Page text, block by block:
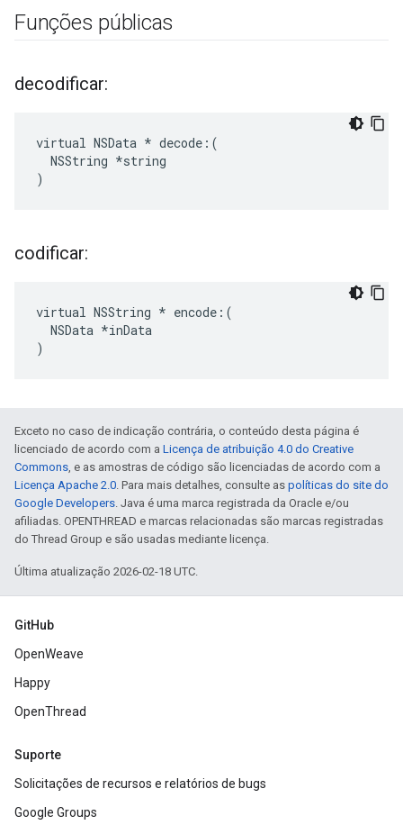
Funções públicas
decodificar:
virtual NSData * decode:(
  NSString *string
)
codificar:
virtual NSString * encode:(
  NSData *inData
)
Exceto no caso de indicação contrária, o conteúdo desta página é
licenciado de acordo com a Licença de atribuição 4.0 do Creative
Commons, e as amostras de código são licenciadas de acordo com a
Licença Apache 2.0. Para mais detalhes, consulte as políticas do site do
Google Developers. Java é uma marca registrada da Oracle e/ou
afiliadas. OPENTHREAD e marcas relacionadas são marcas registradas
do Thread Group e são usadas mediante licença.
Última atualização 2026-02-18 UTC.
GitHub
OpenWeave
Happy
OpenThread
Suporte
Solicitações de recursos e relatórios de bugs
Google Groups